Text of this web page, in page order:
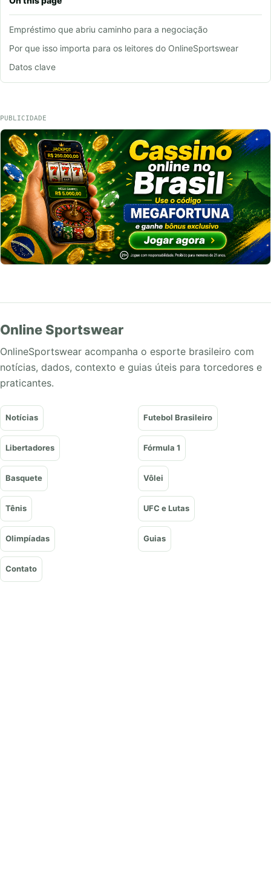
Empréstimo que abriu caminho para a negociação
Por que isso importa para os leitores do OnlineSportswear
Datos clave
PUBLICIDADE
Online Sportswear
OnlineSportswear acompanha o esporte brasileiro com
notícias, dados, contexto e guias úteis para torcedores e
praticantes.
Notícias Futebol Brasileiro
Libertadores Fórmula 1
Basquete Vôlei
Tênis UFC e Lutas
Olimpíadas Guias
Contato